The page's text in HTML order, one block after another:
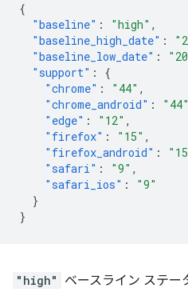
{
"baseline" : "high" ,
"baseline_high_date" :
"baseline_low_date" :
"support" :
{
"chrome" : "44" ,
"chrome_android" : "44"
"edge" : "12" ,
"firefox" : "15" ,
"firefox_android" :
"safari" : "9" ,
"safari_ios" :
"9"
}
}
"high"
ベースライン ステー